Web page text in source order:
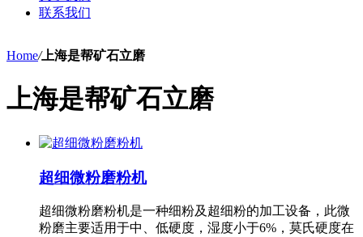
联系我们
Home/上海是帮矿石立磨
上海是帮矿石立磨
超细微粉磨粉机
超细微粉磨粉机是一种细粉及超细粉的加工设备，此微
粉磨主要适用于中、低硬度，湿度小于6%，莫氏硬度在